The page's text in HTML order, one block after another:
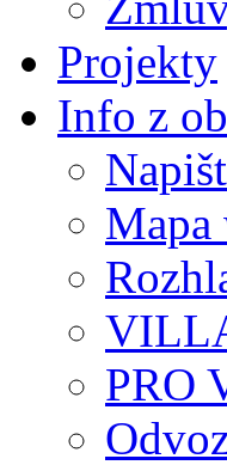
Projekty
Info z
Mapa
PRO